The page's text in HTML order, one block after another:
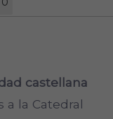
castellana
a la Catedral